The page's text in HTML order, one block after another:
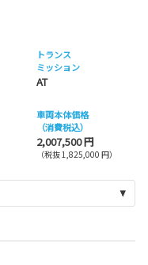
トランス
ミッション
AT
車両本体価格
（消費税込）
2,007,500 円
（税抜 1,825,000 円）